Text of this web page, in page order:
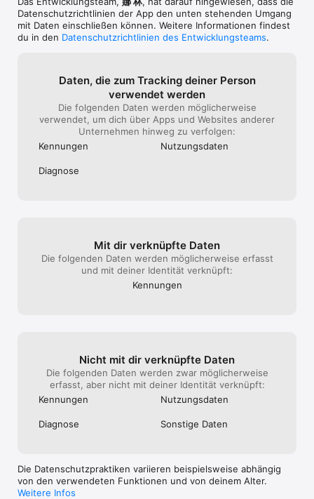
the end of the current period, and identify the cost of the
renewal
- Subscriptions may be managed by the user and auto-
active subscription period
- Any unused portion of a free trial period, if offered, will be
forfeited when the user purchases a subscription to that
publication.
Datenschutz­richtlinien der App den unten stehenden Umgang
mit Daten einschließen können. Weitere Informationen findest
du in den Datenschutzrichtlinien des Entwicklungsteams.
Daten, die zum Tracking deiner Person
verwendet werden
Die folgenden Daten werden möglicherweise
verwendet, um dich über Apps und Websites anderer
Unternehmen hinweg zu verfolgen:
Kennungen
Nutzungs­daten
Diagnose
Mit dir verknüpfte Daten
Die folgenden Daten werden möglicherweise erfasst
und mit deiner Identität verknüpft:
Kennungen
Nicht mit dir verknüpfte Daten
Die folgenden Daten werden zwar möglicherweise
erfasst, aber nicht mit deiner Identität verknüpft:
Kennungen
Nutzungs­daten
Diagnose Sonstige Daten
Die Datenschutzpraktiken variieren beispielsweise abhängig
von den verwendeten Funktionen und von deinem Alter.
Weitere Infos